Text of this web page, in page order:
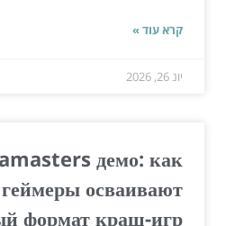
קרא עוד »
יונ 26, 2026
демо: как
геймеры осваивают
формат краш-игр